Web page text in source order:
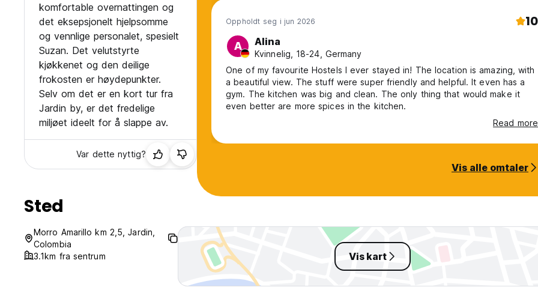
komfortable overnattingen og
det eksepsjonelt hjelpsomme
og vennlige personalet, spesielt
Suzan. Det velutstyrte
kjøkkenet og den deilige
frokosten er høydepunkter.
Selv om det er en kort tur fra
Jardin by, er det fredelige
miljøet ideelt for å slappe av.
Var dette nyttig?
Oppholdt seg i jun 2026 10
A Alina
Kvinnelig, 18-24, Germany
One of my favourite Hostels I ever stayed in! The location is amazing, with
a beautiful view. The stuff were super friendly and helpful. It even has a
gym. The kitchen was big and clean. The only thing that would make it
even better are more spices in the kitchen.
Read more
Vis alle omtaler
Sted
Morro Amarillo km 2,5, Jardin,
Colombia
3.1km fra sentrum
Vis kart